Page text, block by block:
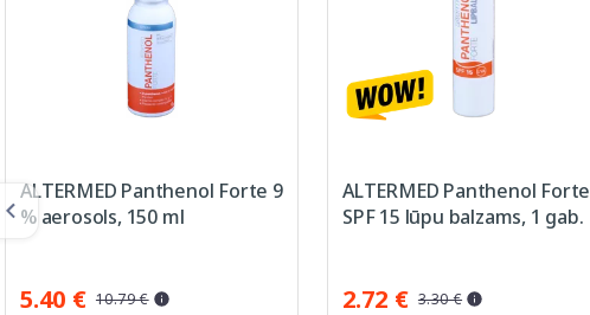
ALTERMED Panthenol Forte 9
% aerosols, 150 ml
5.40 € 10.79 €
ALTERMED Panthenol Forte
SPF 15 lūpu balzams, 1 gab.
2.72 € 3.30 €